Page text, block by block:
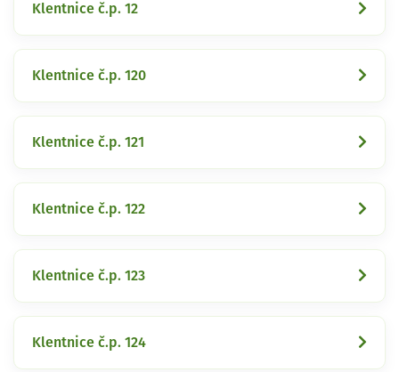
Klentnice č.p. 12
Klentnice č.p. 120
Klentnice č.p. 121
Klentnice č.p. 122
Klentnice č.p. 123
Klentnice č.p. 124